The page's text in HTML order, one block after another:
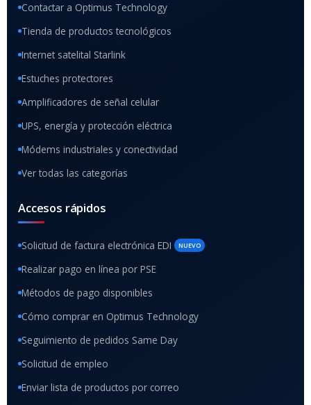
Contactar a Optimus Technology
Tienda de productos tecnológicos
Internet satelital Starlink
Estuches protectores
Amplificadores de señal celular
UPS, energía y protección eléctrica
Módems industriales y conectividad
Ver todas las categorías
Accesos rápidos
Solicitud de factura electrónica EDI NUEVO
Realizar pago en línea por PSE
Métodos de pago disponibles
Cómo comprar en Optimus Technology
Seguimiento de pedidos Same Day
Solicitud de empleo
Enviar lista de productos por correo